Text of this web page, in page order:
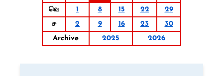
வெ
1 8 15 22
29
ச
2 9 16 23
30
Archive
2025 2026